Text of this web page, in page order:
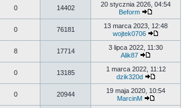
0 14402
20 stycznia 2026, 04:54
Beform
0 76181
13 marca 2023, 12:48
wojtek0706
8 17714
3 lipca 2022, 11:30
Alik87
0 13185
1 marca 2022, 11:12
dzik320d
0 20944
19 maja 2020, 10:54
MarcinM